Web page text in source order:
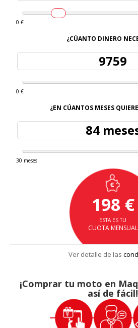
0 €
¿CÚANTO DINERO
0 €
¿EN CÚANTOS MESES
84
30 meses
198 €
ESTA ES TU
CUOTA MENSUAL
Ver detalle de las
¡Comprar tu moto en
así de fácil!